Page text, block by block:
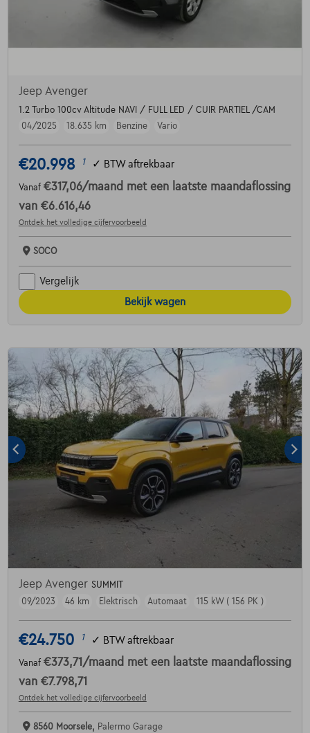
Jeep Avenger
1.2 Turbo 100cv Altitude NAVI / FULL LED / CUIR PARTIEL /CAM
04/2025
18.635 km Benzine Vario
€20.998 1 ✓ BTW aftrekbaar
Vanaf €317,06/maand met een laatste maandaflossing
van €6.616,46
Ontdek het volledige cijfervoorbeeld
SOCO
Vergelijk
Bekijk wagen
Jeep Avenger SUMMIT
09/2023
46 km Elektrisch Automaat 115 kW ( 156 PK )
€24.750 1 ✓ BTW aftrekbaar
Vanaf €373,71 /maand met een laatste maandaflossing
van €7.798,71
Ontdek het volledige cijfervoorbeeld
8560 Moorsele, Palermo Garage